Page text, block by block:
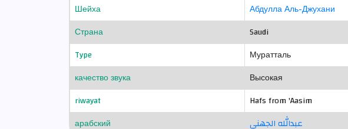
Шейха
Абдулла Аль-Джухани
Страна
Saudi
Type
Муратталь
качество звука
Высокая
riwayat
Hafs from 'Aasim
арабский
عبدالله الجهني